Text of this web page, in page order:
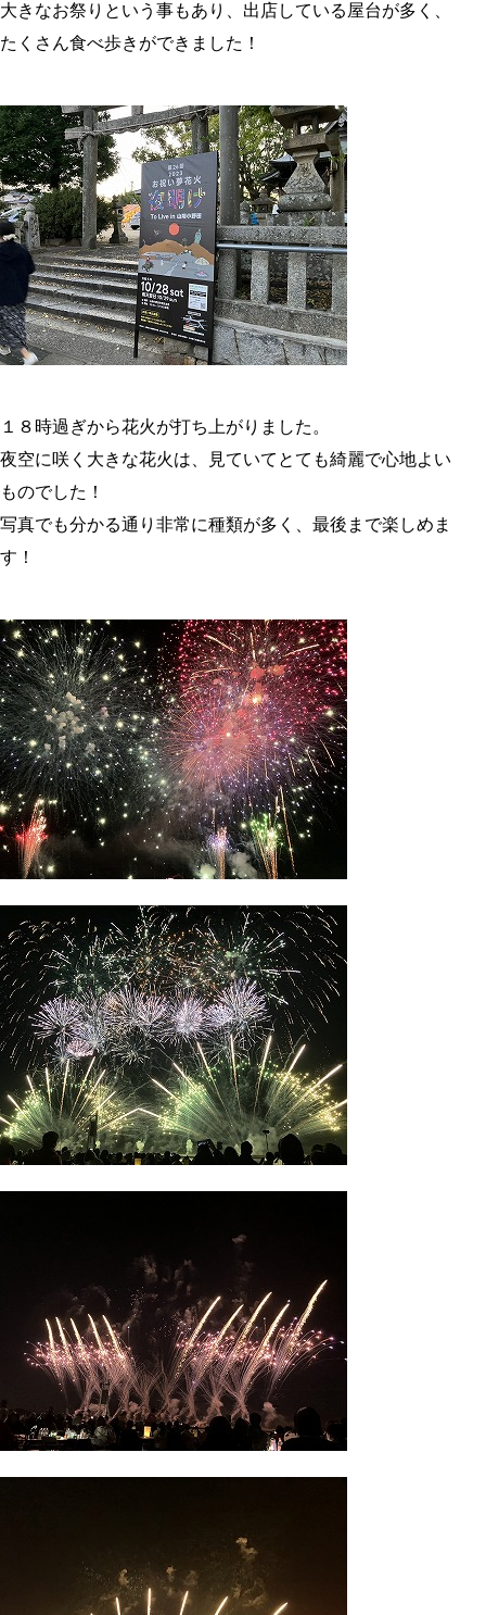
大きなお祭りという事もあり、出店している屋台が多く、
たくさん食べ歩きができました！
１８時過ぎから花火が打ち上がりました。
夜空に咲く大きな花火は、見ていてとても綺麗で心地よい
ものでした！
写真でも分かる通り非常に種類が多く、最後まで楽しめま
す！